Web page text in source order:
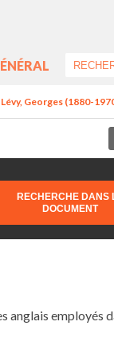
Georges (1880-
RECHERCHE DANS
DOCUMENT
anglais employés